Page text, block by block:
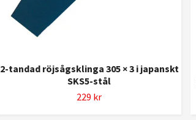
2-tandad röjsågsklinga 305 × 3 i japanskt
SKS5-stål
229 kr